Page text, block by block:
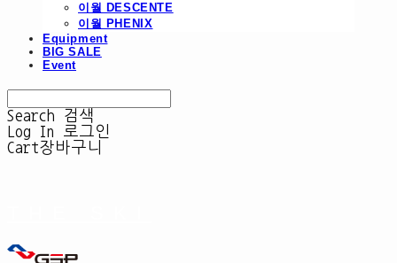
이월 DESCENTE
이월 PHENIX
Equipment
BIG SALE
Event
Search
검색
Log In
로그인
Cart장바구니